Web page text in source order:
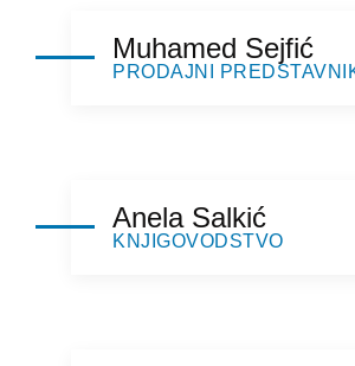
Muhamed Sejfić
PRODAJNI
Anela Salkić
KNJIGOVODSTVO